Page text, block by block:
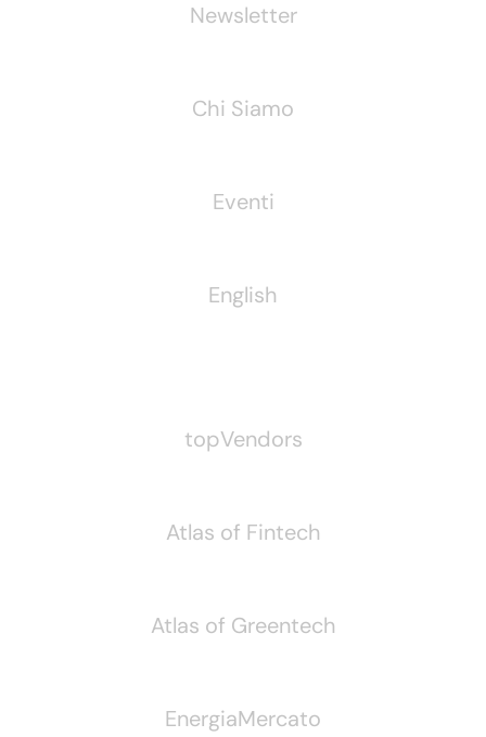
Newsletter
Chi Siamo
Eventi
English
topVendors
Atlas of Fintech
Atlas of Greentech
EnergiaMercato